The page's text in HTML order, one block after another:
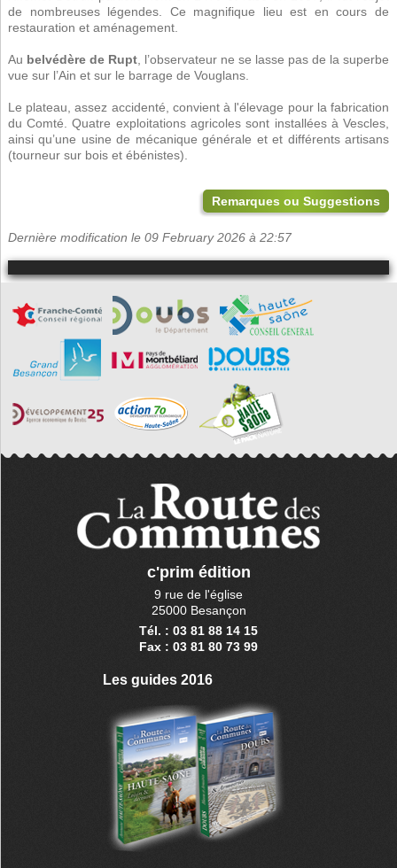
de nombreuses légendes. Ce magnifique lieu est en cours de
restauration et aménagement.
Au belvédère de Rupt , l’observateur ne se lasse pas de la superbe
vue sur l’Ain et sur le barrage de Vouglans.
Le plateau, assez accidenté, convient à l'élevage pour la fabrication
du Comté. Quatre exploitations agricoles sont installées à Vescles,
ainsi qu’une usine de mécanique générale et et différents artisans
(tourneur sur bois et ébénistes).
Remarques ou Suggestions
Dernière modification le 09 February 2026 à 22:57
c'prim édition
9 rue de l'église
25000 Besançon
Tél. : 03 81 88 14 15
Fax : 03 81 80 73 99
Les guides 2016